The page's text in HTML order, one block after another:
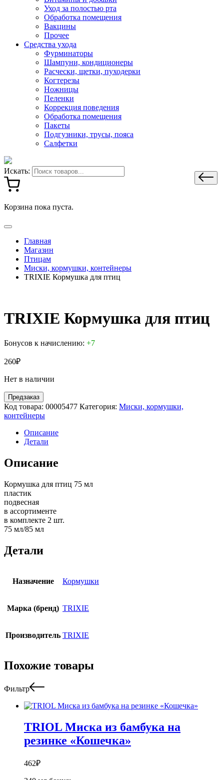
Уход за полостью рта
Обработка помещения
Вакцины
Прочее
Средства ухода
Фурминаторы
Шампуни, кондиционеры
Расчески, щетки, пуходерки
Когтерезы
Ножницы
Пеленки
Коррекция поведения
Обработка помещения
Пакеты
Подгузники, трусы, пояса
Салфетки
Искать:
Корзина пока пуста.
Главная
Магазин
Птицам
Миски, кормушки, контейнеры
TRIXIE Кормушка для птиц
TRIXIE Кормушка для птиц
Бонусов к начислению: +7
260₽
Нет в наличии
Предзаказ
Код товара: 00005477 Категория: Миски, кормушки,
контейнеры
Описание
Детали
Описание
Кормушка для птиц 75 мл
пластик
подвесная
в ассортименте
в комплекте 2 шт.
75 мл/85 мл
Детали
Назначение Кормушки
Марка (бренд) TRIXIE
Производитель TRIXIE
Похожие товары
Фильтр
TRIOL Миска из бамбука на
резинке «Кошечка»
462₽